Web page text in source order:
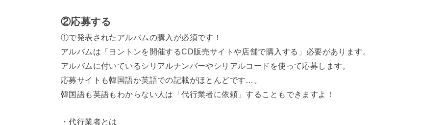
②応募する
①で発表されたアルバムの購入が必須です！
アルバムは「ヨントンを開催するCD販売サイトや店舗で購入する」必要があります。
アルバムに付いているシリアルナンバーやシリアルコードを使って応募します。
応募サイトも韓国語か英語での記載がほとんどです…。
韓国語も英語もわからない人は「代行業者に依頼」することもできますよ！
・代行業者とは